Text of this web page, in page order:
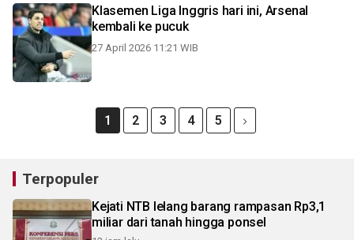
Klasemen Liga Inggris hari ini, Arsenal
kembali ke pucuk
27 April 2026 11:21 WIB
1 2 3 4 5
Terpopuler
Kejati NTB lelang barang rampasan Rp3,1
miliar dari tanah hingga ponsel